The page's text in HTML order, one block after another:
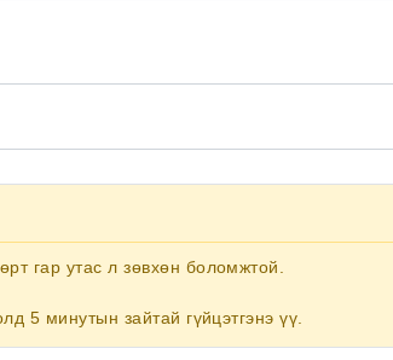
гар утас л зөвхөн боломжтой.
5 минутын зайтай гүйцэтгэнэ үү.